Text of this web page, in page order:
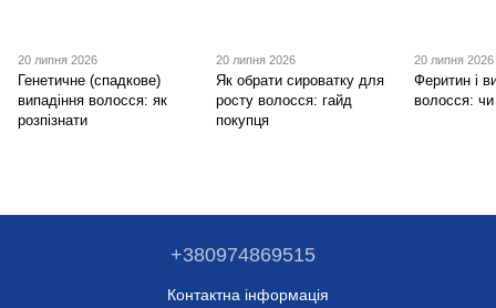
20 липня 2026
Генетичне (спадкове)
випадіння волосся: як
розпізнати
20 липня 2026
Як обрати сироватку для
росту волосся: гайд
покупця
20 липня 2026
Феритин і
волосся: чи
+380974869515
Контактна інформація